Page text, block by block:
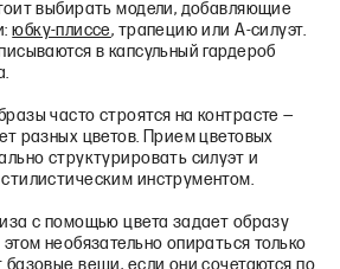
выбирать модели, добавляющие
юбку-плиссе, трапецию или А-силуэт.
в капсульный гардероб
часто строятся на контрасте —
разных цветов. Прием цветовых
структурировать силуэт и
инструментом.
с помощью цвета задает образу
необязательно опираться только
вещи, если они сочетаются по